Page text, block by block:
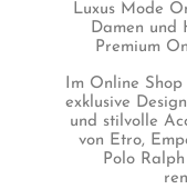
Luxus Mode
Damen und
Premium
Im Online
exklusive
und stilvolle
von Etro,
Polo